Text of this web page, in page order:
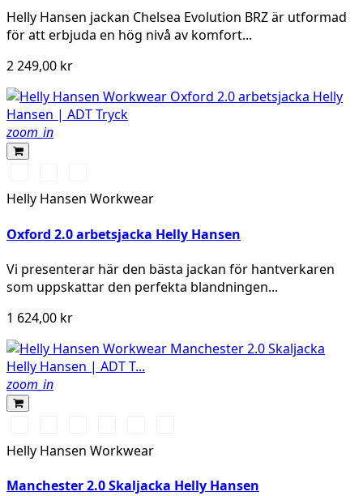
Helly Hansen jackan Chelsea Evolution BRZ är utformad
för att erbjuda en hög nivå av komfort...
2 249,00 kr
zoom_in
BLACKNAVY/STONE
NAVY/EBONY
Helly Hansen Workwear
Oxford 2.0 arbetsjacka Helly Hansen
Vi presenterar här den bästa jackan för hantverkaren
som uppskattar den perfekta blandningen...
1 624,00 kr
zoom_in
BLACKNAVY
STONE
BLUE
SPRUCE
FOG
Helly Hansen Workwear
Manchester 2.0 Skaljacka Helly Hansen